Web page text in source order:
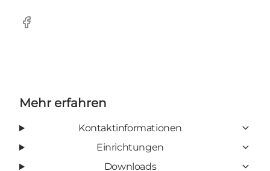
Facebook
Mehr erfahren
Kontaktinformationen
Einrichtungen
Downloads